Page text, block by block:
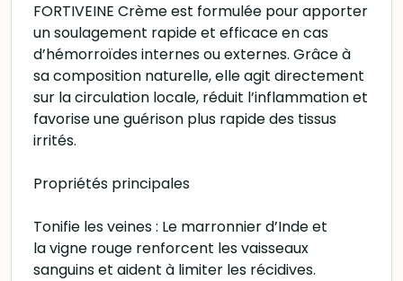
FORTIVEINE Crème est formulée pour apporter
un soulagement rapide et efficace en cas
d’hémorroïdes internes ou externes. Grâce à
sa composition naturelle, elle agit directement
sur la circulation locale, réduit l’inflammation et
favorise une guérison plus rapide des tissus
irrités.
Propriétés principales
Tonifie les veines : Le marronnier d’Inde et
la vigne rouge renforcent les vaisseaux
sanguins et aident à limiter les récidives.